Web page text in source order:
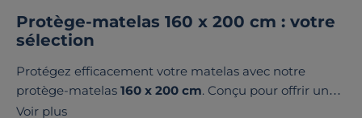
Protège-matelas 160 x 200 cm : votre
sélection
Protégez efficacement votre matelas avec notre
protège-matelas 160 x 200 cm. Conçu pour offrir une
protection optimale
Voir plus